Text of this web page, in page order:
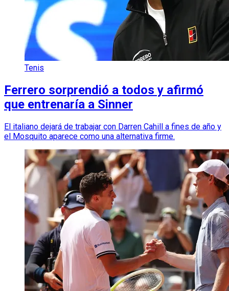
Tenis
Ferrero sorprendió a todos y afirmó
que entrenaría a Sinner
El italiano dejará de trabajar con Darren Cahill a fines de año y
el Mosquito aparece como una alternativa firme.